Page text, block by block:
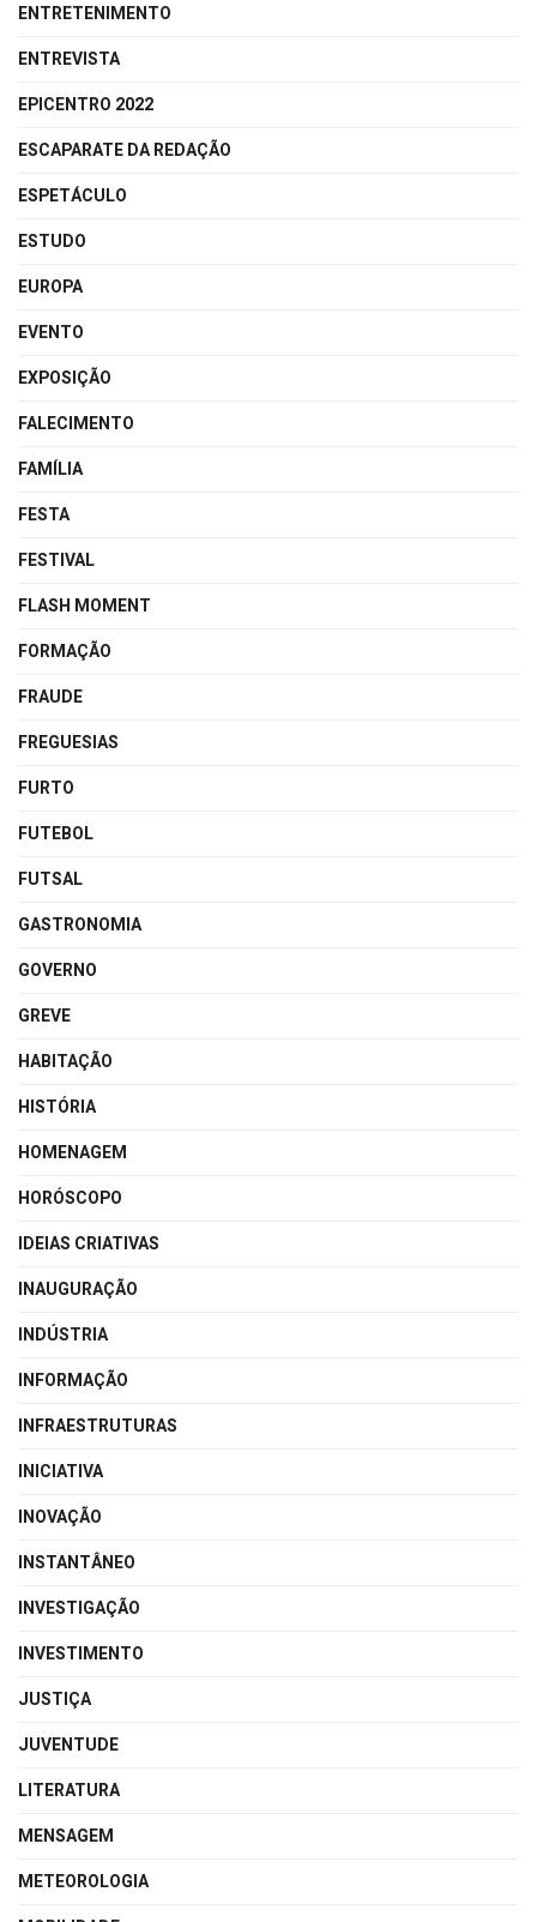
ENTRETENIMENTO
ENTREVISTA
EPICENTRO 2022
ESCAPARATE DA REDAÇÃO
ESPETÁCULO
ESTUDO
EUROPA
EVENTO
EXPOSIÇÃO
FALECIMENTO
FAMÍLIA
FESTA
FESTIVAL
FLASH MOMENT
FORMAÇÃO
FRAUDE
FREGUESIAS
FURTO
FUTEBOL
FUTSAL
GASTRONOMIA
GOVERNO
GREVE
HABITAÇÃO
HISTÓRIA
HOMENAGEM
HORÓSCOPO
IDEIAS CRIATIVAS
INAUGURAÇÃO
INDÚSTRIA
INFORMAÇÃO
INFRAESTRUTURAS
INICIATIVA
INOVAÇÃO
INSTANTÂNEO
INVESTIGAÇÃO
INVESTIMENTO
JUSTIÇA
JUVENTUDE
LITERATURA
MENSAGEM
METEOROLOGIA